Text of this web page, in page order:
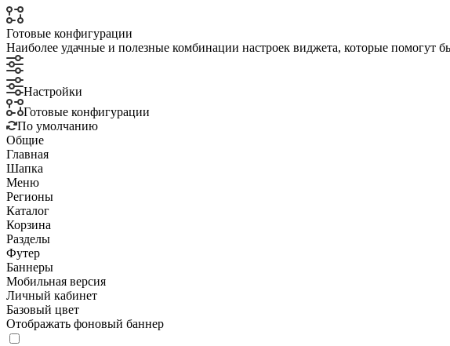
Готовые конфигурации
Наиболее удачные и полезные комбинации настроек виджета, которые помогут
Настройки
Готовые конфигурации
По умолчанию
Общие
Главная
Шапка
Меню
Регионы
Каталог
Корзина
Разделы
Футер
Баннеры
Мобильная версия
Личный кабинет
Базовый цвет
Отображать фоновый баннер